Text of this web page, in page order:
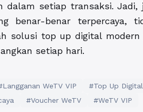
dalam setiap transaksi.
benar-benar
solusi top up digital
setiap hari.
WeTV VIP #Top Up Digital
#Voucher WeTV #WeTV VIP